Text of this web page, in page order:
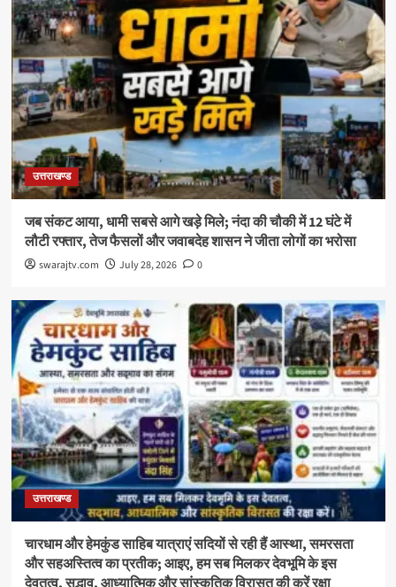
उत्तराखण्ड
जब संकट आया, धामी सबसे आगे खड़े मिले; नंदा की चौकी में 12 घंटे में
लौटी रफ्तार, तेज फैसलों और जवाबदेह शासन ने जीता लोगों का भरोसा
swarajtv.com July 28, 2026 0
उत्तराखण्ड
चारधाम और हेमकुंड साहिब यात्राएं सदियों से रही हैं आस्था, समरसता
और सहअस्तित्व का प्रतीक; आइए, हम सब मिलकर देवभूमि के इस